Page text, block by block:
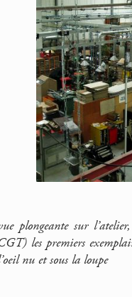
plongeante sur
les premiers
nu et sous la loupe